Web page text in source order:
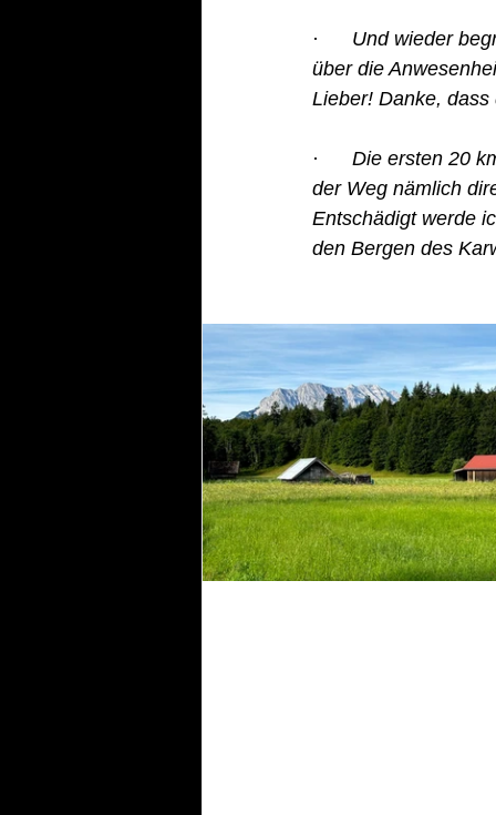
· Und wieder
über die
Lieber! Danke, dass
· Die ersten 20
der Weg nämlich
Entschädigt werde
den Bergen des